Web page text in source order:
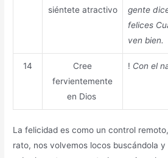
siéntete atractivo
gente
felices
ven bien.
14
Cree
fervientemente
en Dios
! Con el
La felicidad es como un control
rato, nos volvemos locos buscándola